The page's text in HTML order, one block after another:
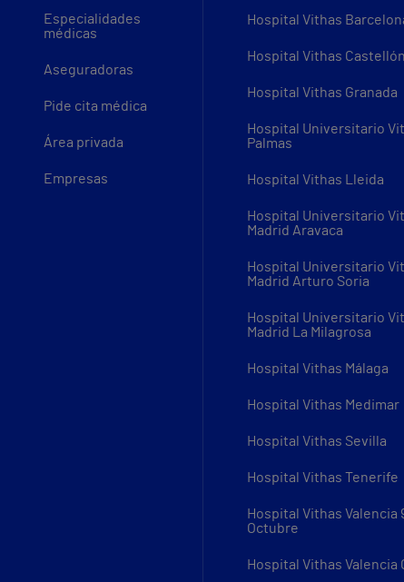
Especialidades
médicas
Aseguradoras
Pide cita médica
Área privada
Empresas
Hospital Vithas
Hospital Vithas Castellón
Hospital Vithas Granada
Hospital Universitario
Palmas
Hospital Vithas Lleida
Hospital Universitario
Madrid Aravaca
Hospital Universitario
Madrid Arturo Soria
Hospital Universitario
Madrid La Milagrosa
Hospital Vithas Málaga
Hospital Vithas Medimar
Hospital Vithas Sevilla
Hospital Vithas Tenerife
Hospital Vithas Valencia
Octubre
Hospital Vithas Valencia